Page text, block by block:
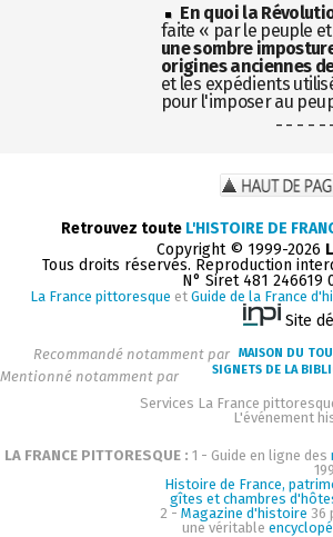
En quoi la
faite « par le peuple
une sombre
origines anciennes
et les expédients
pour l'imposer au
- - - - -
Retrouvez toute L'HISTOIRE DE
Copyright © 1999-2026
Tous droits réservés. Reproduction
N° Siret 481 246619
La France pittoresque et Guide de la France
Site
Recommandé notamment par MAISON DU
Mentionné notamment par
SIGNETS DE LA
Services La France
L'événement
LA FRANCE PITTORESQUE : 1 - Guide en ligne des
Histoire de France,
gîtes et chambres
2 - Magazine d'histoire 36
une véritable